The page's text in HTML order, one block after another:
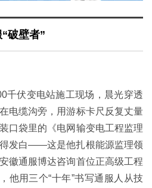
破壁者”
千伏变电站施工现场，晨光穿透
电缆沟旁，用游标卡尺反复丈量
口袋里的《电网输变电工程监理
发白——这是他扎根能源监理领
徽通服博达咨询首位正高级工程
他用三个“十年”书写通服人从技